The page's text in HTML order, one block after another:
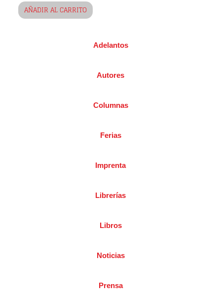
AÑADIR AL CARRITO
Adelantos
Autores
Columnas
Ferias
Imprenta
Librerías
Libros
Noticias
Prensa